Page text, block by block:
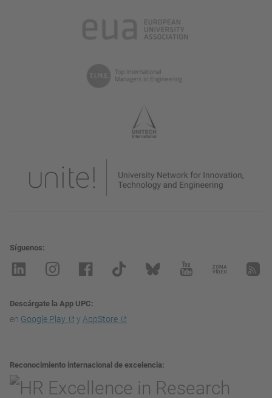
Síguenos
Descárgate la App UPC
en Google Play y AppStore
Reconocimiento internacional de excelencia